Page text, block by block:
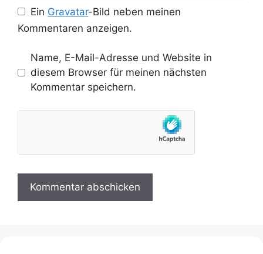
Ein Gravatar-Bild neben meinen
Kommentaren anzeigen.
Name, E-Mail-Adresse und Website in
diesem Browser für meinen nächsten
Kommentar speichern.